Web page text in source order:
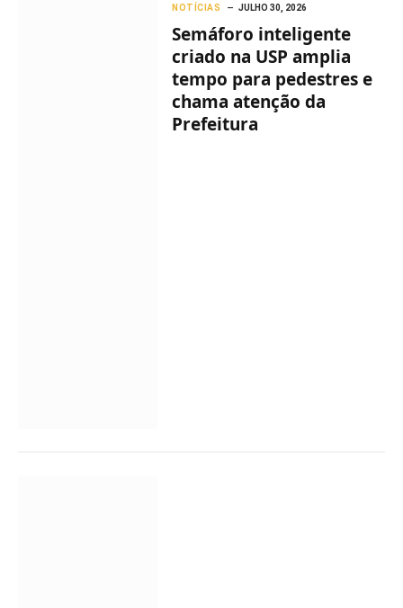
NOTÍCIAS JULHO 30, 2026
Semáforo inteligente
criado na USP amplia
tempo para pedestres e
chama atenção da
Prefeitura